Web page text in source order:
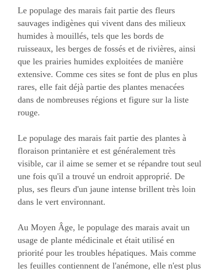
Le populage des marais fait partie des fleurs
sauvages indigènes qui vivent dans des milieux
humides à mouillés, tels que les bords de
ruisseaux, les berges de fossés et de rivières, ainsi
que les prairies humides exploitées de manière
extensive. Comme ces sites se font de plus en plus
rares, elle fait déjà partie des plantes menacées
dans de nombreuses régions et figure sur la liste
rouge.
Le populage des marais fait partie des plantes à
floraison printanière et est généralement très
visible, car il aime se semer et se répandre tout seul
une fois qu'il a trouvé un endroit approprié. De
plus, ses fleurs d'un jaune intense brillent très loin
dans le vert environnant.
Au Moyen Âge, le populage des marais avait un
usage de plante médicinale et était utilisé en
priorité pour les troubles hépatiques. Mais comme
les feuilles contiennent de l'anémone, elle n'est plus